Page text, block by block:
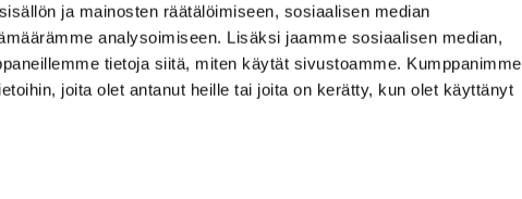
ja mainosten räätälöimiseen, sosiaalisen median
analysoimiseen. Lisäksi jaamme sosiaalisen median,
tietoja siitä, miten käytät sivustoamme. Kumppanimme
joita olet antanut heille tai joita on kerätty, kun olet käyttänyt